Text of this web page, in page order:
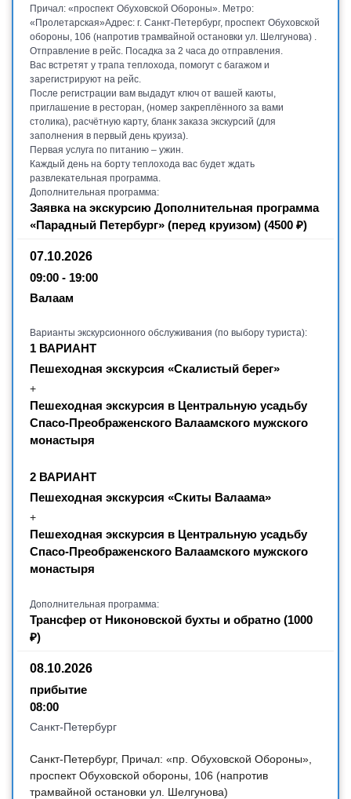
Причал: «проспект Обуховской Обороны». Метро:
«Пролетарская»Адрес: г. Санкт-Петербург, проспект Обуховской
обороны, 106 (напротив трамвайной остановки ул. Шелгунова)
Отправление в рейс. Посадка за 2 часа до отправления.
Вас встретят у трапа теплохода, помогут с багажом и
зарегистрируют на рейс.
После регистрации вам выдадут ключ от вашей каюты,
приглашение в ресторан, (номер закреплённого за вами
столика), расчётную карту, бланк заказа экскурсий (для
заполнения в первый день круиза).
Первая услуга по питанию – ужин.
Каждый день на борту теплохода вас будет ждать
развлекательная программа.
Дополнительная программа:
Заявка на экскурсию Дополнительная программа
«Парадный Петербург» (перед круизом) (4500 ₽)
07.10.2026
09:00 - 19:00
Валаам
Варианты экскурсионного обслуживания (по выбору туриста):
1 ВАРИАНТ
Пешеходная экскурсия «Скалистый берег»
+
Пешеходная экскурсия в Центральную усадьбу
Спасо-Преображенского Валаамского мужского
монастыря
2 ВАРИАНТ
Пешеходная экскурсия «Скиты Валаама»
+
Пешеходная экскурсия в Центральную усадьбу
Спасо-Преображенского Валаамского мужского
монастыря
Дополнительная программа:
Трансфер от Никоновской бухты и обратно (1000
₽)
08.10.2026
прибытие
08:00
Санкт-Петербург
Санкт-Петербург, Причал: «пр. Обуховской Обороны»,
проспект Обуховской обороны, 106 (напротив
трамвайной остановки ул. Шелгунова)